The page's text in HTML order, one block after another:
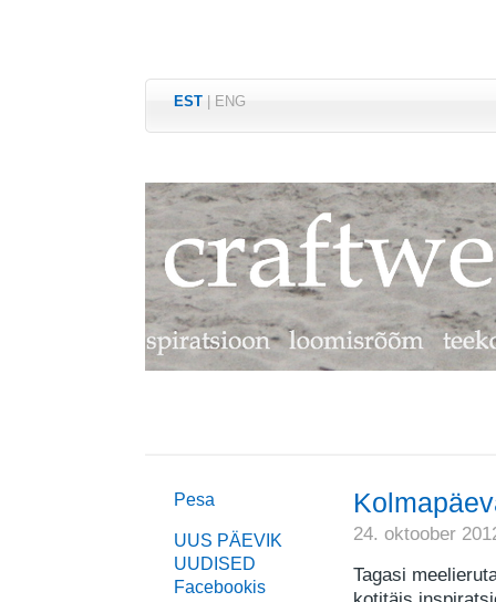
EST ENG
Pesa
UUS PÄEVIK
UUDISED
Facebookis
24. oktoober
Tagasi